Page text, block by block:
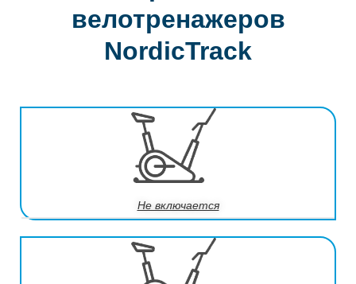
велотренажеров
NordicTrack
Не включается